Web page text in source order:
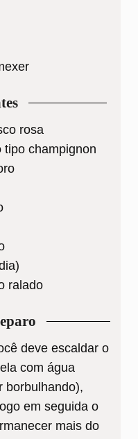
rosa
tipo champignon
ralado
deve escaldar o
com água
borbulhando),
em seguida o
mais do